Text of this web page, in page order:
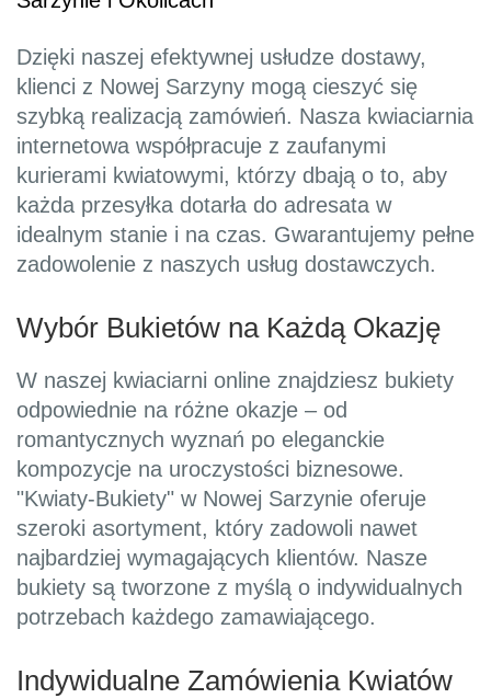
Dzięki naszej efektywnej usłudze dostawy,
klienci z Nowej Sarzyny mogą cieszyć się
szybką realizacją zamówień. Nasza kwiaciarnia
internetowa współpracuje z zaufanymi
kurierami kwiatowymi, którzy dbają o to, aby
każda przesyłka dotarła do adresata w
idealnym stanie i na czas. Gwarantujemy pełne
zadowolenie z naszych usług dostawczych.
Wybór Bukietów na Każdą Okazję
W naszej kwiaciarni online znajdziesz bukiety
odpowiednie na różne okazje – od
romantycznych wyznań po eleganckie
kompozycje na uroczystości biznesowe.
"Kwiaty-Bukiety" w Nowej Sarzynie oferuje
szeroki asortyment, który zadowoli nawet
najbardziej wymagających klientów. Nasze
bukiety są tworzone z myślą o indywidualnych
potrzebach każdego zamawiającego.
Indywidualne Zamówienia Kwiatów